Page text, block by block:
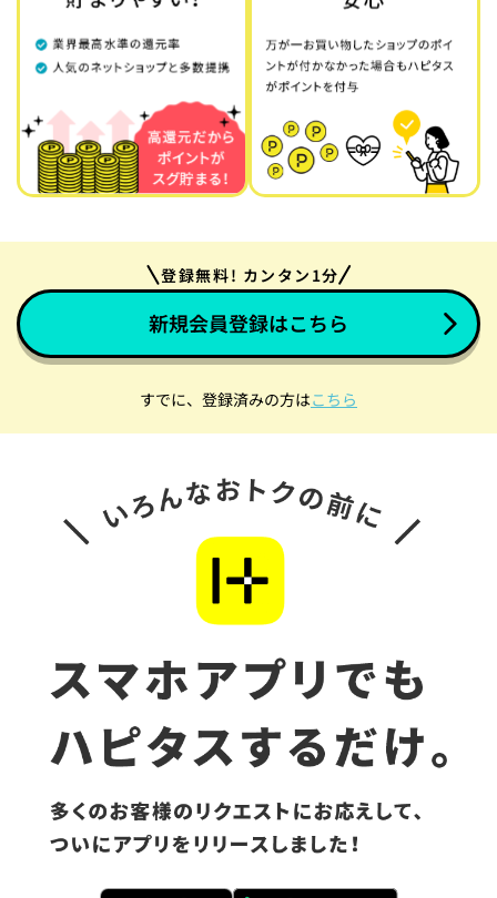
登録無料! カンタン1分
新規会員登録はこちら
すでに、登録済みの方はこちら